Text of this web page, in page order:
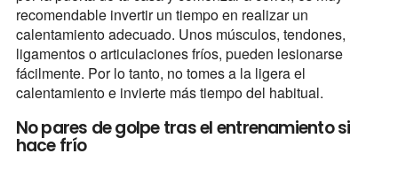
recomendable invertir un tiempo en realizar un
calentamiento adecuado. Unos músculos, tendones,
ligamentos o articulaciones fríos, pueden lesionarse
fácilmente. Por lo tanto, no tomes a la ligera el
calentamiento e invierte más tiempo del habitual.
No pares de golpe tras el entrenamiento si
hace frío